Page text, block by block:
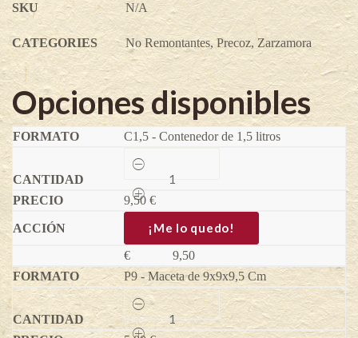
SKU N/A
CATEGORIES No Remontantes, Precoz,Zarzamora
Opciones disponibles
C1,5 - Contenedor de 1,5 litros
Loganberry
Rubus
x
loganobaccus
quantity
9,50 €
¡Me lo quedo!
€
9,50
P9 - Maceta de 9x9x9,5 Cm
Loganberry
-
Rubus